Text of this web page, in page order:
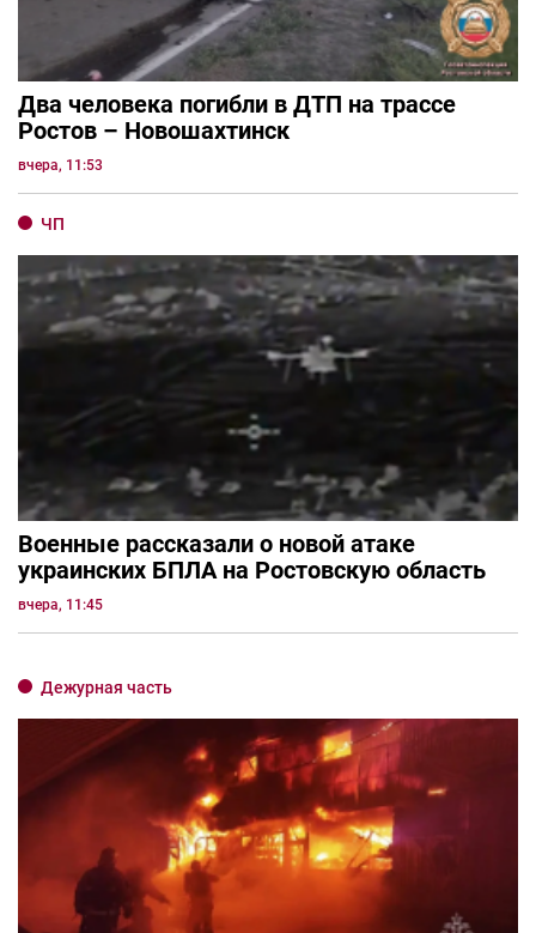
Два человека погибли в ДТП на трассе
Ростов – Новошахтинск
вчера, 11:53
ЧП
Военные рассказали о новой атаке
украинских БПЛА на Ростовскую область
вчера, 11:45
Дежурная часть